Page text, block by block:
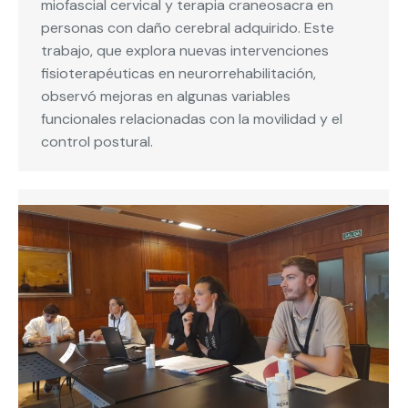
miofascial cervical y terapia craneosacra en
personas con daño cerebral adquirido. Este
trabajo, que explora nuevas intervenciones
fisioterapéuticas en neurorrehabilitación,
observó mejoras en algunas variables
funcionales relacionadas con la movilidad y el
control postural.